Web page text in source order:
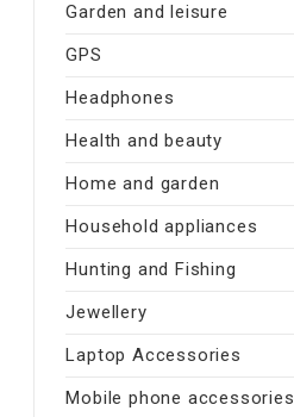
Garden and leisure
GPS
Headphones
Health and beauty
Home and garden
Household appliances
Hunting and Fishing
Jewellery
Laptop Accessories
Mobile phone accessories